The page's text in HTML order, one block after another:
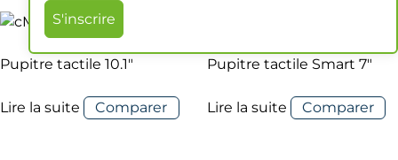
S'inscrire
Pupitre tactile 10.1″
Lire la suite Comparer
Pupitre tactile Smart 7″
Lire la suite Comparer